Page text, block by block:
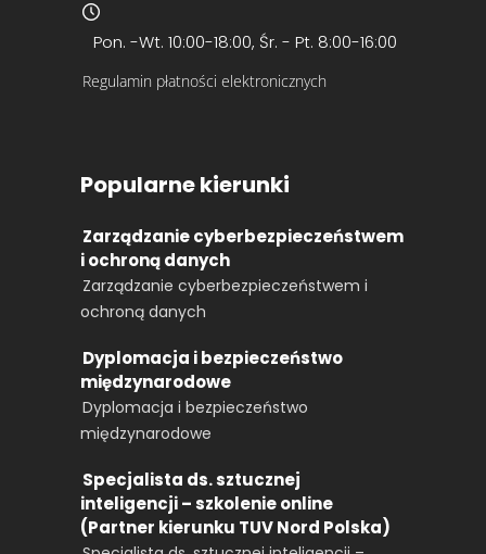
Pon. -Wt. 10:00-18:00, Śr. - Pt. 8:00-16:00
Regulamin płatności elektronicznych
Popularne kierunki
Zarządzanie cyberbezpieczeństwem
i ochroną danych
Zarządzanie cyberbezpieczeństwem i
ochroną danych
Dyplomacja i bezpieczeństwo
międzynarodowe
Dyplomacja i bezpieczeństwo
międzynarodowe
Specjalista ds. sztucznej
inteligencji – szkolenie online
(Partner kierunku TUV Nord Polska)